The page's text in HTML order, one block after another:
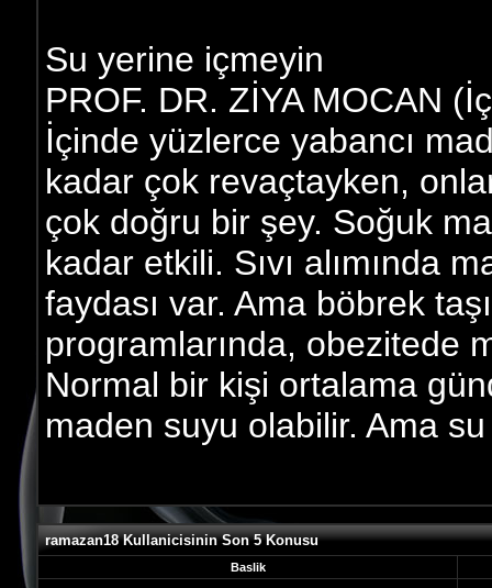
Su yerine içmeyin
PROF. DR. ZİYA MOCAN
İçinde yüzlerce yabancı
kadar çok revaçtayken,
çok doğru bir şey. Soğuk
kadar etkili. Sıvı alımında
faydası var. Ama böbrek
programlarında, obezitede
Normal bir kişi ortalama
maden suyu olabilir. Ama
ramazan18 Kullanicisinin Son 5 Konusu
Baslik